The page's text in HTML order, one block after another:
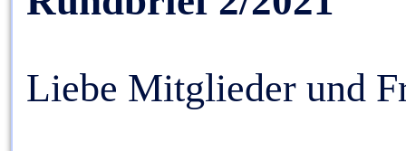
Liebe Mitglieder und